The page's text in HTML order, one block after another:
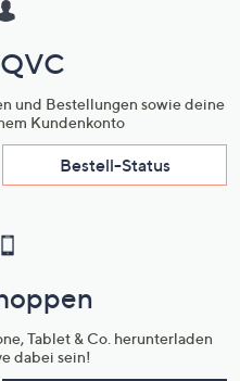
und Bestellungen sowie deine
Kundenkonto
Bestell-Status
Tablet & Co. herunterladen
dabei sein!